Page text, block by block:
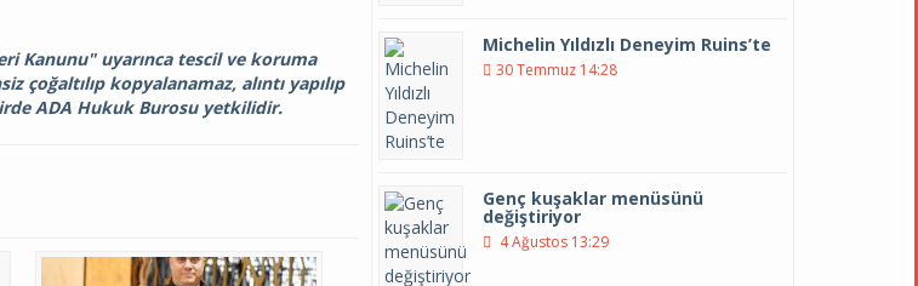
Kanunu" uyarınca tescil ve koruma
çoğaltılıp kopyalanamaz, alıntı yapılıp
ADA Hukuk Burosu yetkilidir.
Michelin Yıldızlı Deneyim Ruins’te
30 Temmuz 14:28
Genç kuşaklar menüsünü
değiştiriyor
4 Ağustos 13:29